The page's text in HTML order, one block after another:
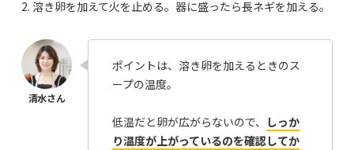
2. 溶き卵を加えて火を止める。器に盛ったら長ネギを加える。
ポイントは、溶き卵を加えるときのス
ープの温度。
低温だと卵が広がらないので、 しっか
り温度が上がっているのを確認してか